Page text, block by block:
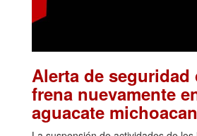
Alerta de seguridad
frena nuevamente
aguacate